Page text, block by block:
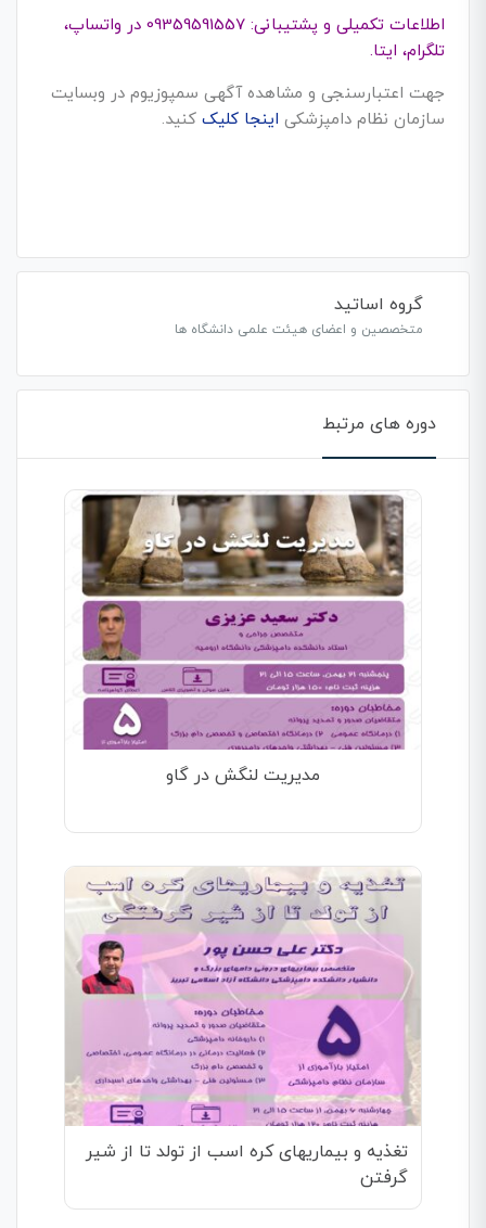
اطلاعات تکمیلی و پشتیبانی: 09359591557 در واتساپ،
تلگرام، ایتا.
جهت اعتبارسنجی و مشاهده آگهی سمپوزیوم در وبسایت
سازمان نظام دامپزشکی اینجا کلیککنید.
گروه اساتید
متخصصین و اعضای هیئت علمی دانشگاه ها
دوره های مرتبط
مدیریت لنگش در گاو
تغذیه و بیماریهای کره اسب از تولد تا از شیر
گرفتن